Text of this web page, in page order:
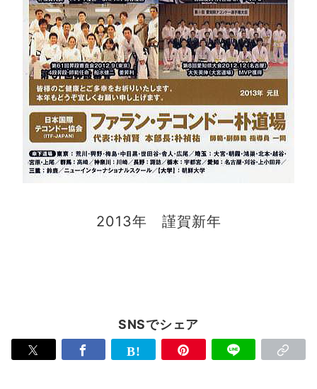
2013年 謹賀新年
SNSでシェア